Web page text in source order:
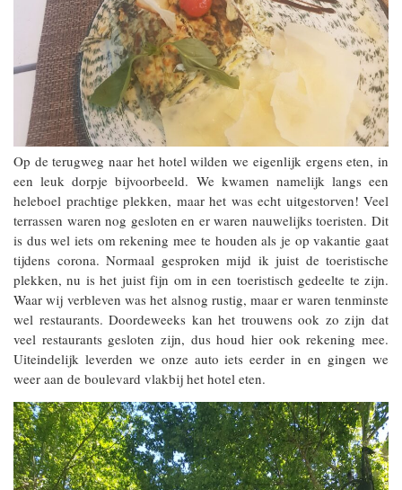
Op de terugweg naar het hotel wilden we eigenlijk ergens eten, in
een leuk dorpje bijvoorbeeld. We kwamen namelijk langs een
heleboel prachtige plekken, maar het was echt uitgestorven! Veel
terrassen waren nog gesloten en er waren nauwelijks toeristen. Dit
is dus wel iets om rekening mee te houden als je op vakantie gaat
tijdens corona. Normaal gesproken mijd ik juist de toeristische
plekken, nu is het juist fijn om in een toeristisch gedeelte te zijn.
Waar wij verbleven was het alsnog rustig, maar er waren tenminste
wel restaurants. Doordeweeks kan het trouwens ook zo zijn dat
veel restaurants gesloten zijn, dus houd hier ook rekening mee.
Uiteindelijk leverden we onze auto iets eerder in en gingen we
weer aan de boulevard vlakbij het hotel eten.